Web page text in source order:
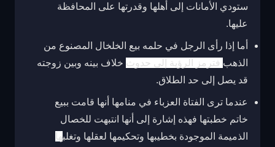
ستودي الأمانات إلى أهلها وقدرتها على المحافظة
عليها.
أما إذا رأى الرجل في حلمه بيع الخلخال المصنوع من
الذهب فترمز الرؤية إلى حدوث خلاف بينه وبين زوجته
قد يصل إلى حد الطلاق.
عندما ترى الفتاة العزباء في منامها أنها قامت ببيع
خاتم خطبتها فهذه إشارة إلى أنها انتبهت للخصال
الذميمة الموجودة بخطيبها وتحكيمها لعقلها وتغلبها